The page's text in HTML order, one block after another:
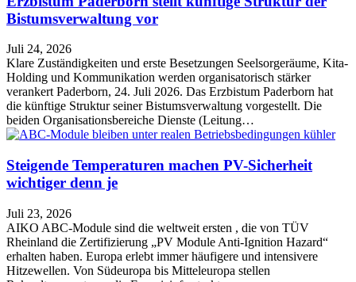
Bistumsverwaltung vor
Juli 24, 2026
Klare Zuständigkeiten und erste Besetzungen Seelsorgeräume, Kita-
Holding und Kommunikation werden organisatorisch stärker
verankert Paderborn, 24. Juli 2026. Das Erzbistum Paderborn hat
die künftige Struktur seiner Bistumsverwaltung vorgestellt. Die
beiden Organisationsbereiche Dienste (Leitung…
Steigende Temperaturen machen PV-Sicherheit
wichtiger denn je
Juli 23, 2026
AIKO ABC-Module sind die weltweit ersten , die von TÜV
Rheinland die Zertifizierung „PV Module Anti-Ignition Hazard“
erhalten haben. Europa erlebt immer häufigere und intensivere
Hitzewellen. Von Südeuropa bis Mitteleuropa stellen